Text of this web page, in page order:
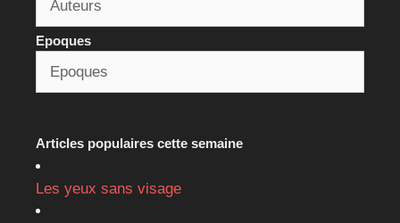
Epoques
Articles populaires cette semaine
Les yeux sans visage